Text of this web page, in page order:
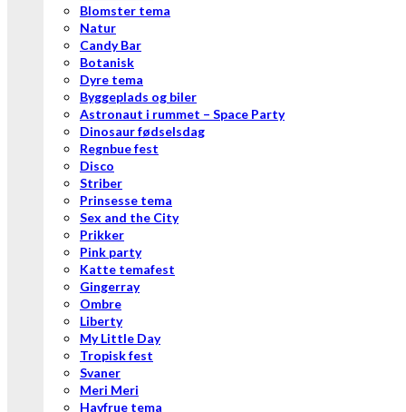
Blomster tema
Natur
Candy Bar
Botanisk
Dyre tema
Byggeplads og biler
Astronaut i rummet – Space Party
Dinosaur fødselsdag
Regnbue fest
Disco
Striber
Prinsesse tema
Sex and the City
Prikker
Pink party
Katte temafest
Gingerray
Ombre
Liberty
My Little Day
Tropisk fest
Svaner
Meri Meri
Havfrue tema